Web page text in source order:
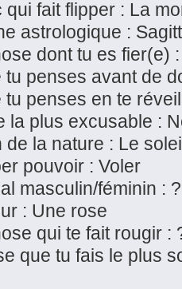
fait flipper : La
astrologique :
dont tu es fier(e)
tu penses avant de
tu penses en te
la plus excusable :
de la nature : Le
pouvoir : Voler
masculin/féminin :
: Une rose
qui te fait rougir :
que tu fais le plus